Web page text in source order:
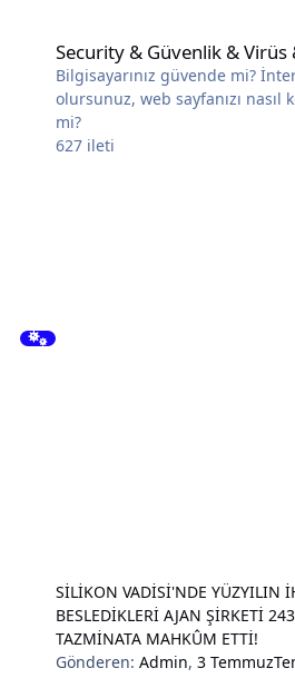
Security & Güvenlik & Virüs
Bilgisayarınız güvende mi?
olursunuz, web sayfanızı
mi?
627 ileti
SİLİKON VADİSİ'NDE YÜZYILIN
BESLEDİKLERİ AJAN ŞİRKETİ
TAZMİNATA MAHKÛM ETTİ!
Gönderen:Admin,3 Temmuz